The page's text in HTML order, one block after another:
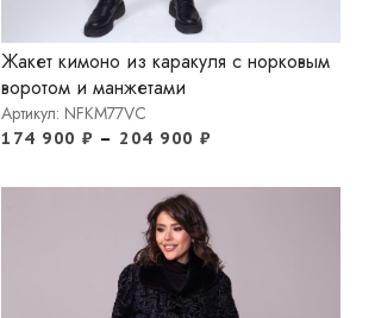
Жакет кимоно из каракуля с норковым
воротом и манжетами
Артикул: NFKM77VC
174 900 ₽ – 204 900 ₽